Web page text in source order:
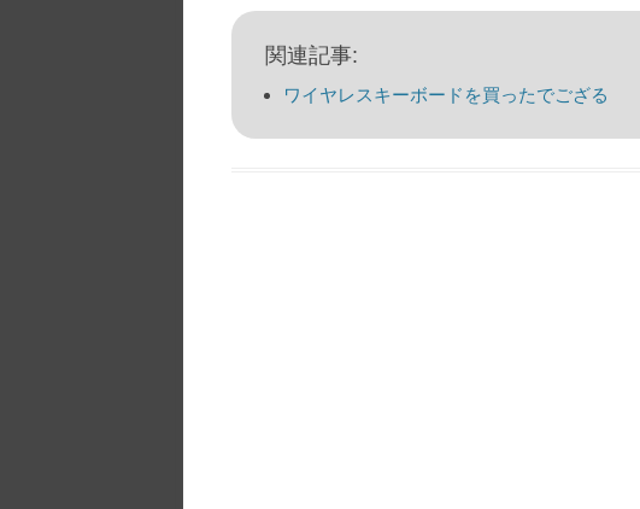
稿
関連記事:
ワイヤレスキーボードを買ったでござる